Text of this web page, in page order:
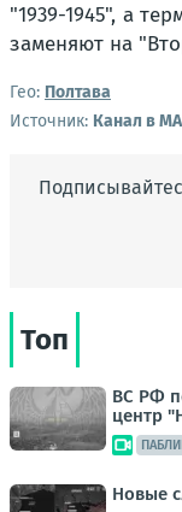
"1939-1945", а
заменяют на
Гео: Полтава
Источник: Канал в
Топ
ВС РФ
центр
Новые